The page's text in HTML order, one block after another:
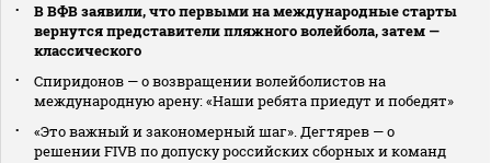
В ВФВ заявили, что первыми на международные старты
вернутся представители пляжного волейбола, затем —
классического
Спиридонов — о возвращении волейболистов на
международную арену: «Наши ребята приедут и победят»
«Это важный и закономерный шаг». Дегтярев — о
решении FIVB по допуску российских сборных и команд